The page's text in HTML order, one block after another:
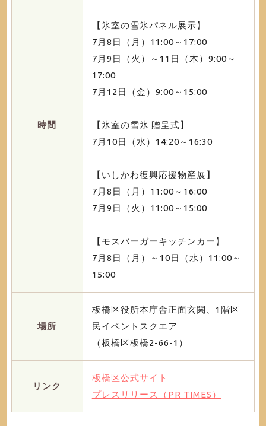
時間
【氷室の雪氷パネル展示】
7月8日（月）11:00～17:00
7月9日（火）～11日（木）9:00～
17:00
7月12日（金）9:00～15:00
【氷室の雪氷 贈呈式】
7月10日（水）14:20～16:30
【いしかわ復興応援物産展】
7月8日（月）11:00～16:00
7月9日（火）11:00～15:00
【モスバーガーキッチンカー】
7月8日（月）～10日（水）11:00～
15:00
場所
板橋区役所本庁舎正面玄関、1階区
民イベントスクエア
（板橋区板橋2-66-1）
リンク
板橋区公式サイト
プレスリリース（PR TIMES）